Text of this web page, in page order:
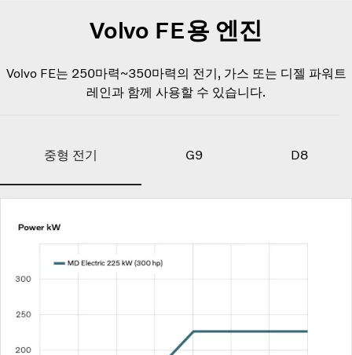
Volvo FE용 엔진
Volvo FE는 250마력~350마력의 전기, 가스 또는 디젤 파워트
레인과 함께 사용할 수 있습니다.
중형 전기 G9 D8